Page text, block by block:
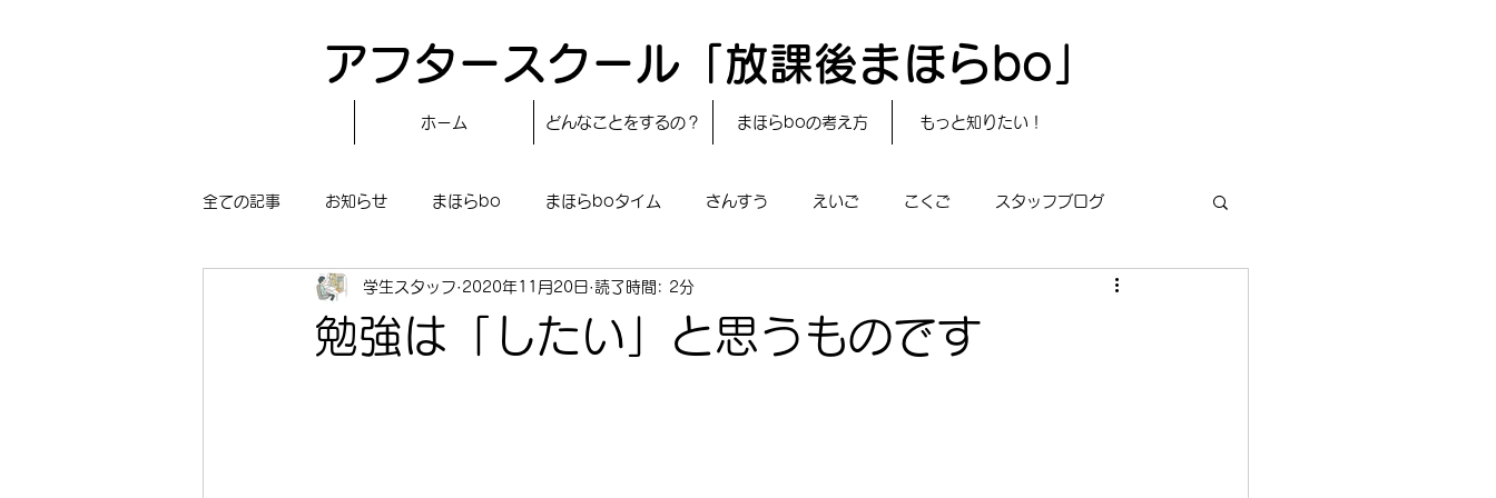
アフタースクール「放課後まほらbo」
ホーム どんなことをするの？ まほらboの考え方 もっと知りたい！
全ての記事 お知らせ まほらbo まほらboタイム さんすう えいご こくご スタッフブログ
〝自分で作る〟もぐもぐタイム レシピ 24節気
勉強は「したい」と思うものです
学生スタッフ 2020年11月20日 読了時間: 2分